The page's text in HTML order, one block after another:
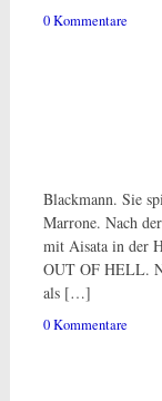
0 Kommentare
Blackmann. Sie
Marrone. Nach
mit Aisata in der
OUT OF HELL.
als […]
0 Kommentare